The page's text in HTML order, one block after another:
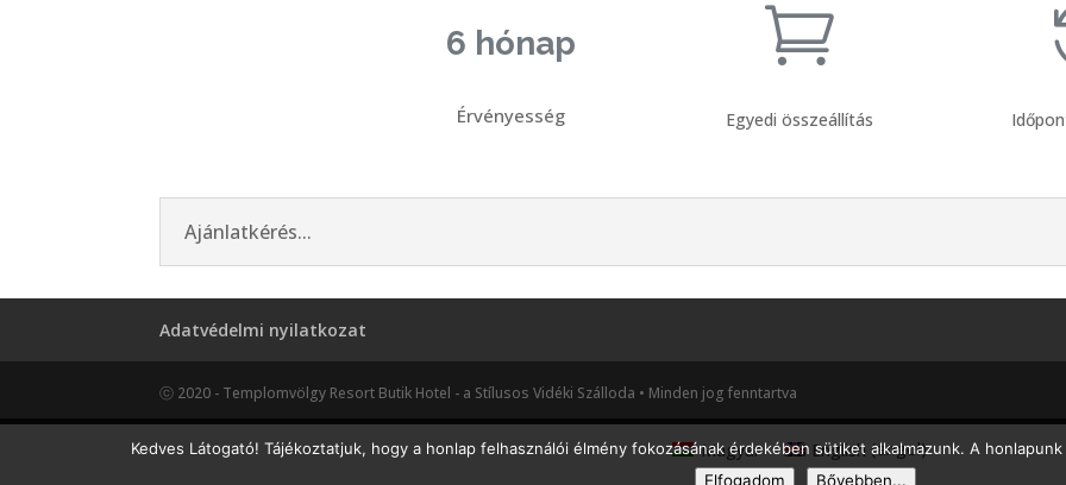
6 hónap
Érvényesség

Egyedi összeállítás
Ajánlatkérés...
Adatvédelmi nyilatkozat
ⓒ 2020 - Templomvölgy Resort Butik Hotel - a Stílusos Vidéki Szálloda • Minden jog fenntartva
Magyar English (angol)
Kedves Látogató! Tájékoztatjuk, hogy a honlap felhasználói élmény fokozásának érdekében sütiket alkalmazunk. A
Elfogadom
Bővebben...